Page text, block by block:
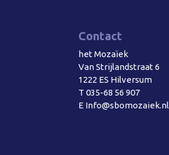
Contact
het Mozaïek
Van Strijlandstraat 6
1222 ES Hilversum
T035-68 56 907
E Info@sbomozaiek.nl